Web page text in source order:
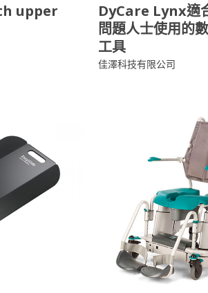
upper
DyCare Lynx適
問題人士使用的
工具
佳澤科技有限公司